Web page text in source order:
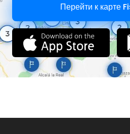
Перейти к карте